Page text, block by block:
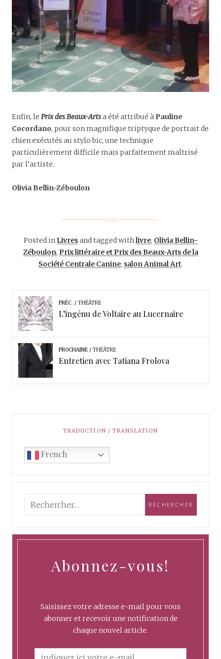
Enfin, le Prix des Beaux-Artsa été attribué à Pauline
Cocordano, pour son magnifique triptyque de portrait de
chien exécutés au stylo bic, une technique
particulièrement difficile mais parfaitement maîtrisé
par l’artiste.
Olivia Bellin-Zéboulon
Posted inLivresand tagged withlivre, Olivia Bellin-
Zéboulon, Prix littéraire et Prix des Beaux-Arts de la
Société Centrale Canine, salon Animal Art.
PRÉC. THÉÂTRE
L’ingénu de Voltaire au Lucernaire
PROCHAINE THÉÂTRE
Entretien avec Tatiana Frolova
TRADUCTION / TRANSLATION
French
Abonnez-vous!
Saisissez votre adresse e-mail pour vous
abonner et recevoir une notification de
chaque nouvel article.